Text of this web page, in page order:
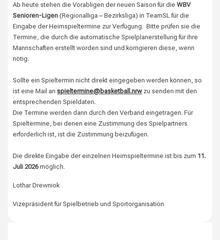
Ab heute stehen die Vorabligen der neuen Saison für dieWBV
Senioren-Ligen (Regionalliga – Bezirksliga) in TeamSL für die
Eingabe der Heimspieltermine zur Verfügung. Bitte prüfen sie die
Termine, die durch die automatische Spielplanerstellung für ihre
Mannschaften erstellt worden sind und korrigieren diese, wenn
nötig.
Sollte ein Spieltermin nicht direkt eingegeben werden können, so
ist eine Mail anspieltermine@basketball.nrw zu senden mit den
entsprechenden Spieldaten.
Die Termine werden dann durch den Verband eingetragen. Für
Spieltermine, bei denen eine Zustimmung des Spielpartners
erforderlich ist, ist die Zustimmung beizufügen.
Die direkte Eingabe der einzelnen Heimspieltermine ist bis zum 11.
Juli 2026möglich.
Lothar Drewniok
Vizepräsident für Spielbetrieb und Sportorganisation